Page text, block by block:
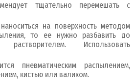
тщательно перемешать с
на поверхность методом
то ее нужно разбавить до
Использовать
пневматическим распылением,
кистью или валиком.